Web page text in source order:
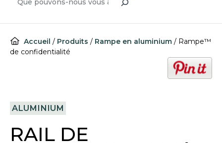
Accueil / Produits / Rampe en aluminium / Rampe™
de confidentialité
ALUMINIUM
RAIL DE